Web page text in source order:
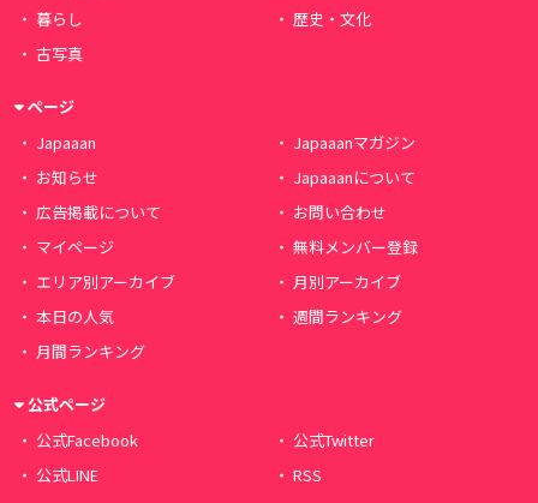
暮らし
歴史・文化
古写真
ページ
Japaaan
Japaaanマガジン
お知らせ
Japaaanについて
広告掲載について
お問い合わせ
マイページ
無料メンバー登録
エリア別アーカイブ
月別アーカイブ
本日の人気
週間ランキング
月間ランキング
公式ページ
公式Facebook
公式Twitter
公式LINE
RSS